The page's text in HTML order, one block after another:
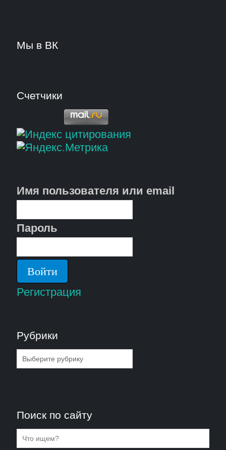
Мы в ВК
Счетчики
Имя пользователя или email
Пароль
Регистрация
Рубрики
Рубрики
Поиск по сайту